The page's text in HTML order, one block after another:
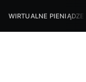
WIRTUALNE PIENIĄDZE